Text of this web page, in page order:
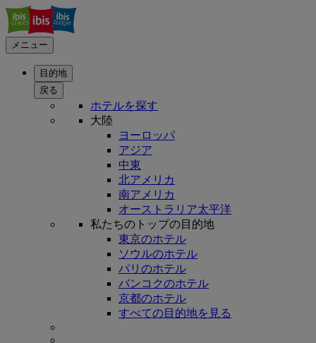
メニュー
目的地
戻る
ホテルを探す
大陸
ヨーロッパ
アジア
中東
北アメリカ
南アメリカ
オーストラリア太平洋
私たちのトップの目的地
東京のホテル
ソウルのホテル
パリのホテル
バンコクのホテル
京都のホテル
すべての目的地を見る